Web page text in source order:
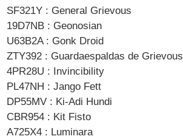
SF321Y : General Grievous
19D7NB : Geonosian
U63B2A : Gonk Droid
ZTY392 : Guardaespaldas de Grievous
4PR28U : Invincibility
PL47NH : Jango Fett
DP55MV : Ki-Adi Hundi
CBR954 : Kit Fisto
A725X4 : Luminara